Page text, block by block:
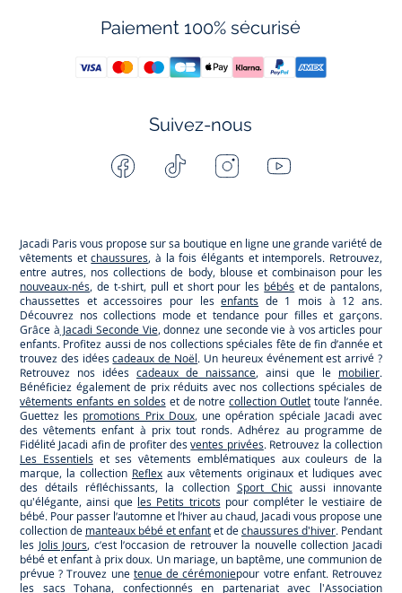
Paiement 100% sécurisé
Suivez-nous
Facebook Tiktok InstagramYoutube
Jacadi Paris vous propose sur sa boutique en ligne une grande variété de
vêtements etchaussures, à la fois élégants et intemporels. Retrouvez,
entre autres, nos collections de body, blouse et combinaison pour les
nouveaux-nés, de t-shirt, pull et short pour les bébés et de pantalons,
chaussettes et accessoires pour lesenfants de 1 mois à 12 ans.
Découvrez nos collections mode et tendance pour filles et garçons.
Grâce à Jacadi Seconde Vie, donnez une seconde vie à vos articles pour
enfants. Profitez aussi de nos collections spéciales fête de fin d’année et
trouvez des idéescadeaux de Noël. Un heureux événement est arrivé ?
Retrouvez nos idées cadeaux de naissance, ainsi que le mobilier.
Bénéficiez également de prix réduits avec nos collections spéciales de
vêtements enfants en soldeset de notrecollection Outlet toute l’année.
Guettez les promotions Prix Doux, une opération spéciale Jacadi avec
des vêtements enfant à prix tout ronds. Adhérez au programme de
Fidélité Jacadi afin de profiter desventes privées. Retrouvez la collection
Les Essentielset ses vêtements emblématiques aux couleurs de la
marque, la collection Reflex aux vêtements originaux et ludiques avec
des détails réfléchissants, la collection Sport Chicaussi innovante
qu'élégante, ainsi que les Petits tricotspour compléter le vestiaire de
bébé. Pour passer l’automne et l’hiver au chaud, Jacadi vous propose une
collection de manteaux bébé et enfantet dechaussures d'hiver. Pendant
les Jolis Jours, c’est l’occasion de retrouver la nouvelle collection Jacadi
bébé et enfant à prix doux. Un mariage, un baptême, une communion de
prévue ? Trouvez une tenue de cérémoniepour votre enfant. Retrouvez
les sacsTohana, confectionnés en partenariat avec l'Association